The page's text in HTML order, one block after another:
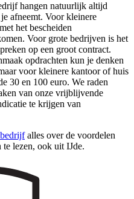
hangen natuurlijk altijd
afneemt. Voor kleinere
het bescheiden
Voor grote bedrijven is het
op een groot contract.
opdrachten kun je denken
voor kleinere kantoor of huis
30 en 100 euro. We raden
van onze vrijblijvende
te krijgen van
alles over de voordelen
te lezen, ook uit IJde.